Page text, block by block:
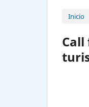
Inicio